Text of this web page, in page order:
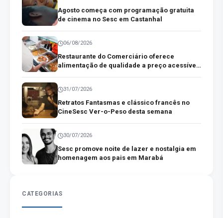
Agosto começa com programação gratuita
de cinema no Sesc em Castanhal
06/08/2026
Restaurante do Comerciário oferece
alimentação de qualidade a preço acessível
31/07/2026
Retratos Fantasmas e clássico francês no
CineSesc Ver-o-Peso desta semana
30/07/2026
Sesc promove noite de lazer e nostalgia em
homenagem aos pais em Marabá
CATEGORIAS